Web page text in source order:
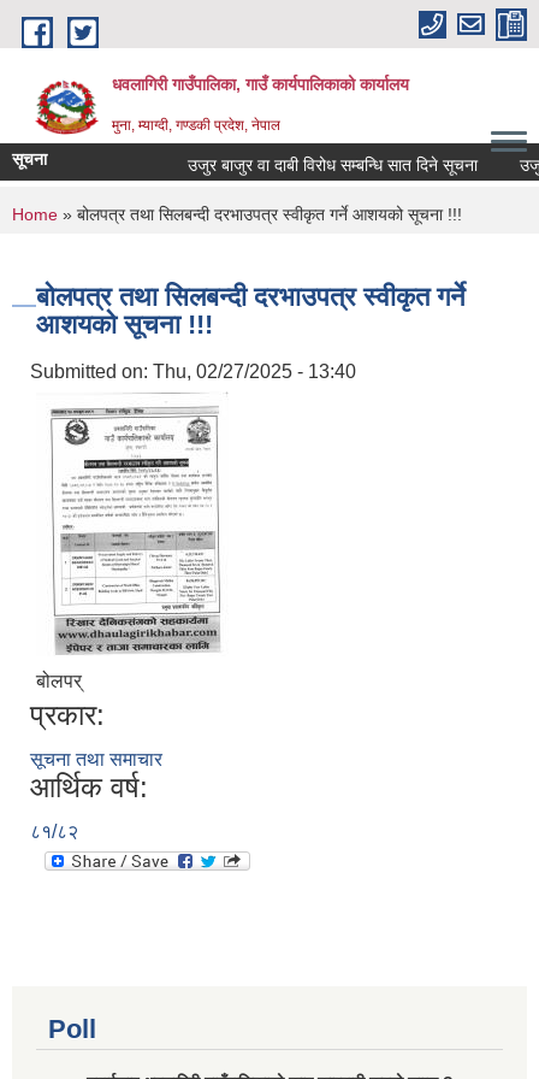
Skip to main content
धवलागिरी गाउँपालिका, गाउँ कार्यपालिकाको कार्यालय
मुना, म्याग्दी, गण्डकी प्रदेश, नेपाल
सूचना उजुर बाजुर वा दाबी विरोध सम्बन्धि सात दिने सूचना उजुर
You are here
Home » बोलपत्र तथा सिलबन्दी दरभाउपत्र स्वीकृत गर्ने आशयको सूचना !!!
बोलपत्र तथा सिलबन्दी दरभाउपत्र स्वीकृत गर्ने
आशयको सूचना !!!
Submitted on: Thu, 02/27/2025 - 13:40
बोलपर्
प्रकार:
सूचना तथा समाचार
आर्थिक वर्ष:
८१/८२
Poll